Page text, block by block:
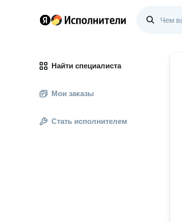
Найти специалиста
Мои заказы
Стать исполнителем